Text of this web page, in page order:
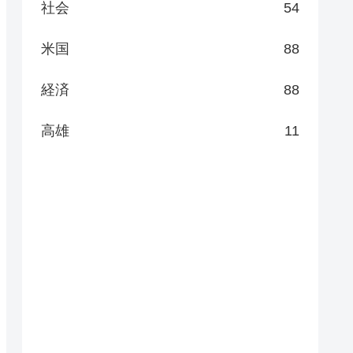
社会 54
米国 88
経済 88
高雄 11